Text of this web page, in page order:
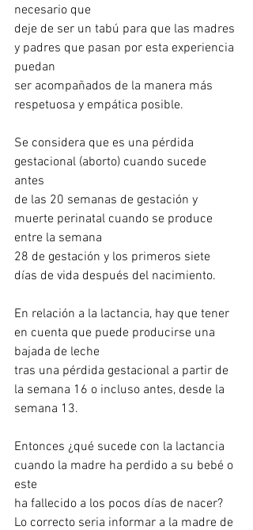
necesario que
deje de ser un tabú para que las madres
y padres que pasan por esta experiencia
puedan
ser acompañados de la manera más
respetuosa y empática posible.
Se considera que es una pérdida
gestacional (aborto) cuando sucede
antes
de las 20 semanas de gestación y
muerte perinatal cuando se produce
entre la semana
28 de gestación y los primeros siete
días de vida después del nacimiento.
En relación a la lactancia, hay que tener
en cuenta que puede producirse una
bajada de leche
tras una pérdida gestacional a partir de
la semana 16 o incluso antes, desde la
semana 13.
Entonces ¿qué sucede con la lactancia
cuando la madre ha perdido a su bebé o
este
ha fallecido a los pocos días de nacer?
Lo correcto seria informar a la madre de